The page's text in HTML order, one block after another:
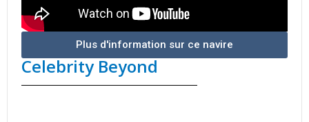
Plus d'information sur ce navire
Celebrity Beyond